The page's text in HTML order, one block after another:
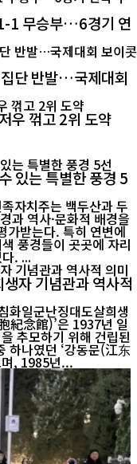
1 무승부…6경기 연
단 반발…국제대회
우 꺾고 2위 도약
있는 특별한 풍경 5
자치주는 백두산과 두
과 역사·문화적 배경을
가받는다. 특히 연변에
풍경들이 곳곳에 자리
해 있어 국내외 관광객들의 발길을 끌고 있다. ...
자 기념관과 역사적
화일군난징대도살희생
紀念館)’은 1937년 일
추모하기 위해 건립된
하나였던 ‘강동문(江东
며, 1985년...